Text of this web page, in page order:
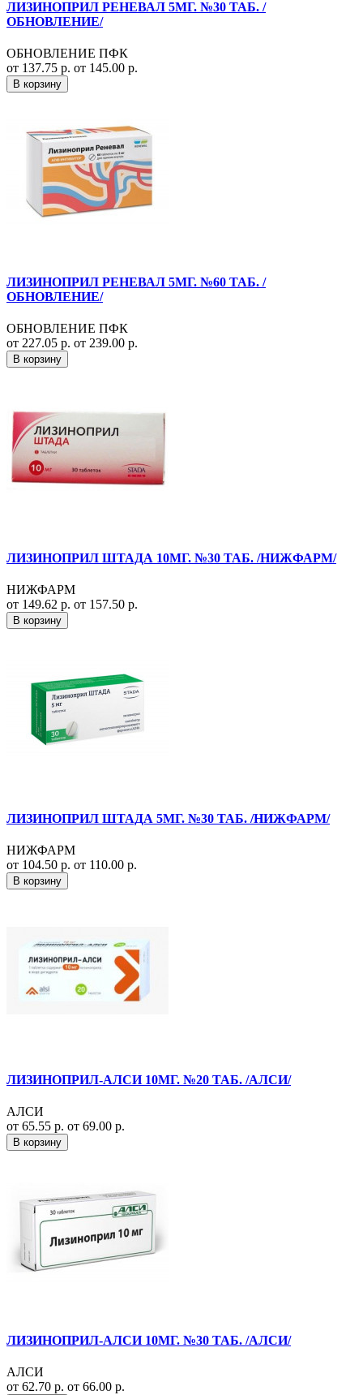
ЛИЗИНОПРИЛ РЕНЕВАЛ 5МГ. №30 ТАБ. /
ОБНОВЛЕНИЕ/
ОБНОВЛЕНИЕ ПФК
от 137.75 р. от 145.00 р.
В корзину
ЛИЗИНОПРИЛ РЕНЕВАЛ 5МГ. №60 ТАБ. /
ОБНОВЛЕНИЕ/
ОБНОВЛЕНИЕ ПФК
от 227.05 р. от 239.00 р.
В корзину
ЛИЗИНОПРИЛ ШТАДА 10МГ. №30 ТАБ. /НИЖФАРМ/
НИЖФАРМ
от 149.62 р. от 157.50 р.
В корзину
ЛИЗИНОПРИЛ ШТАДА 5МГ. №30 ТАБ. /НИЖФАРМ/
НИЖФАРМ
от 104.50 р. от 110.00 р.
В корзину
ЛИЗИНОПРИЛ-АЛСИ 10МГ. №20 ТАБ. /АЛСИ/
АЛСИ
от 65.55 р. от 69.00 р.
В корзину
ЛИЗИНОПРИЛ-АЛСИ 10МГ. №30 ТАБ. /АЛСИ/
АЛСИ
от 62.70 р. от 66.00 р.